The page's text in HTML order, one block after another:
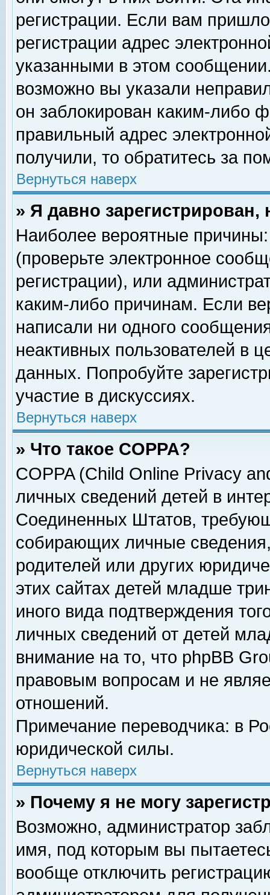
регистрации. Если вам
регистрации адрес
указанными в этом
возможно вы указали
он заблокирован каким-либо
правильный адрес
получили, то обратитесь за
Вернуться наверх
» Я давно
Наиболее вероятные
(проверьте электронное
регистрации), или
каким-либо причинам. Если
написали ни одного
неактивных пользователей в
данных. Попробуйте
участие в дискуссиях.
Вернуться наверх
» Что такое COPPA?
COPPA (Child Online Privacy
личных сведений детей в
Соединенных Штатов,
собирающих личные
родителей или других
этих сайтах детей младше
иного вида подтверждения
личных сведений от детей
внимание на то, что phpBB
правовым вопросам и не
отношений.
Примечание переводчика: в
юридической силы.
Вернуться наверх
» Почему я не могу
Возможно, администратор
имя, под которым вы
вообще отключить